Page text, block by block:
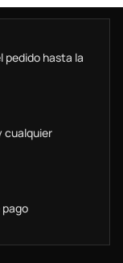
pedido hasta la
cualquier